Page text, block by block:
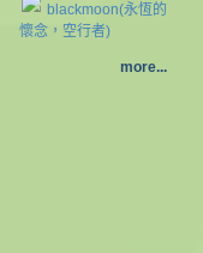
blackmoon(永恆的
懷念，空行者)
more...